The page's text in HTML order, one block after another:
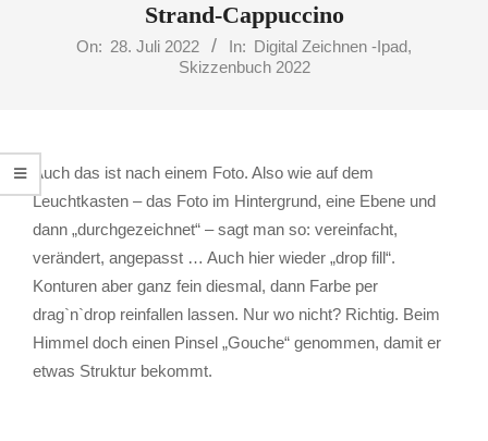
Strand-Cappuccino
On: 28. Juli 2022 In: Digital Zeichnen -Ipad,
Skizzenbuch 2022
Auch das ist nach einem Foto. Also wie auf dem
Leuchtkasten – das Foto im Hintergrund, eine Ebene und
dann „durchgezeichnet“ – sagt man so: vereinfacht,
verändert, angepasst … Auch hier wieder „drop fill“.
Konturen aber ganz fein diesmal, dann Farbe per
drag`n`drop reinfallen lassen. Nur wo nicht? Richtig. Beim
Himmel doch einen Pinsel „Gouche“ genommen, damit er
etwas Struktur bekommt.